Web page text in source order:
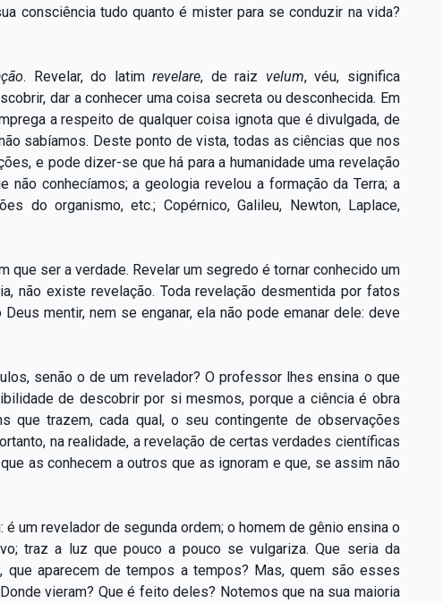
consciência tudo quanto é mister para se conduzir na vida?
. Revelar, do latimrevelare, de raiz velum, véu, significa
dar a conhecer uma coisa secreta ou desconhecida. Em
a respeito de qualquer coisa ignota que é divulgada, de
sabíamos. Deste ponto de vista, todas as ciências que nos
e pode dizer-se que há para a humanidade uma revelação
não conhecíamos; a geologia revelou a formação da Terra; a
do organismo, etc.; Copérnico, Galileu, Newton, Laplace,
que ser a verdade. Revelar um segredo é tornar conhecido um
não existe revelação. Toda revelação desmentida por fatos
mentir, nem se enganar, ela não pode emanar dele: deve
senão o de um revelador? O professor lhes ensina o que
de descobrir por si mesmos, porque a ciência é obra
que trazem, cada qual, o seu contingente de observações
na realidade, a revelação de certas verdades científicas
as conhecem a outros que as ignoram e que, se assim não
um revelador de segunda ordem; o homem de gênio ensina o
traz a luz que pouco a pouco se vulgariza. Que seria da
que aparecem de tempos a tempos? Mas, quem são esses
vieram? Que é feito deles? Notemos que na sua maioria